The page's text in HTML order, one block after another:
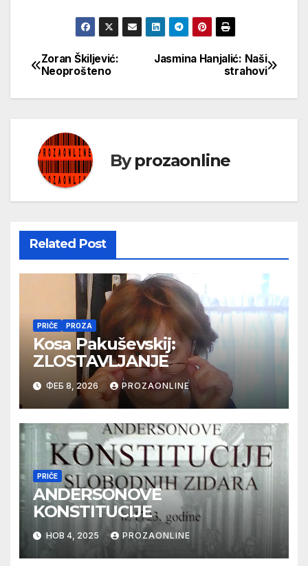
Кретање
чланка
Jasmina Hanjalić: Naši
strahovi
Zoran Škiljević:
Neoprošteno
Byprozaonline
Related Post
PRIČE PROZA
Kosa Pakuševskij:
ZLOSTAVLJANJE
ФЕБ 8, 2026 PROZAONLINE
PRIČE
ANDERSONOVE
KONSTITUCIJE
НОВ 4, 2025 PROZAONLINE